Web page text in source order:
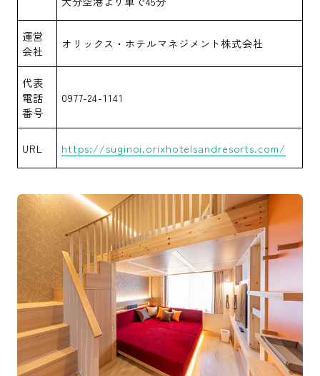
運営
会社
オリックス・ホテルマネジメント株式会社
代表
電話
番号
0977-24-1141
URL https://suginoi.orixhotelsandresorts.com/